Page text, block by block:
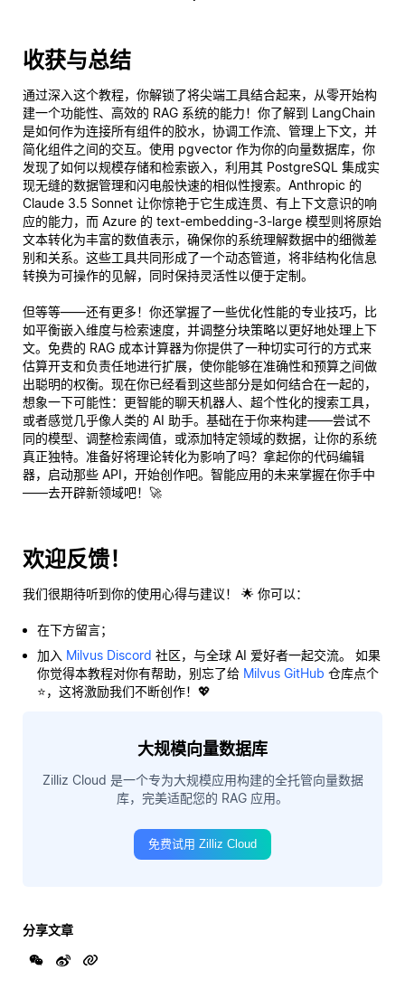
收获与总结
通过深入这个教程，你解锁了将尖端工具结合起来，从零开始构
建一个功能性、高效的 RAG 系统的能力！你了解到 LangChain
是如何作为连接所有组件的胶水，协调工作流、管理上下文，并
简化组件之间的交互。使用 pgvector 作为你的向量数据库，你
发现了如何以规模存储和检索嵌入，利用其 PostgreSQL 集成实
现无缝的数据管理和闪电般快速的相似性搜索。Anthropic 的
Claude 3.5 Sonnet 让你惊艳于它生成连贯、有上下文意识的响
应的能力，而 Azure 的 text-embedding-3-large 模型则将原始
文本转化为丰富的数值表示，确保你的系统理解数据中的细微差
别和关系。这些工具共同形成了一个动态管道，将非结构化信息
转换为可操作的见解，同时保持灵活性以便于定制。
但等等——还有更多！你还掌握了一些优化性能的专业技巧，比
如平衡嵌入维度与检索速度，并调整分块策略以更好地处理上下
文。免费的 RAG 成本计算器为你提供了一种切实可行的方式来
估算开支和负责任地进行扩展，使你能够在准确性和预算之间做
出聪明的权衡。现在你已经看到这些部分是如何结合在一起的，
想象一下可能性：更智能的聊天机器人、超个性化的搜索工具，
或者感觉几乎像人类的 AI 助手。基础在于你来构建——尝试不
同的模型、调整检索阈值，或添加特定领域的数据，让你的系统
真正独特。准备好将理论转化为影响了吗？拿起你的代码编辑
器，启动那些 API，开始创作吧。智能应用的未来掌握在你手中
——去开辟新领域吧！🚀
欢迎反馈！
我们很期待听到你的使用心得与建议！ 🌟 你可以：
在下方留言；
加入 Milvus Discord 社区，与全球 AI 爱好者一起交流。 如果
你觉得本教程对你有帮助，别忘了给 Milvus GitHub 仓库点个
⭐，这将激励我们不断创作！💖
大规模向量数据库
Zilliz Cloud 是一个专为大规模应用构建的全托管向量数据
库，完美适配您的 RAG 应用。
免费试用 Zilliz Cloud
分享文章